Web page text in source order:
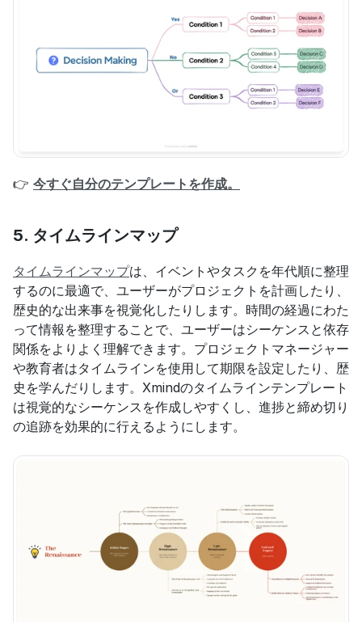
👉 今すぐ自分のテンプレートを作成。
5. タイムラインマップ
タイムラインマップは、イベントやタスクを年代順に整理
するのに最適で、ユーザーがプロジェクトを計画したり、
歴史的な出来事を視覚化したりします。時間の経過にわた
って情報を整理することで、ユーザーはシーケンスと依存
関係をよりよく理解できます。プロジェクトマネージャー
や教育者はタイムラインを使用して期限を設定したり、歴
史を学んだりします。Xmindのタイムラインテンプレート
は視覚的なシーケンスを作成しやすくし、進捗と締め切り
の追跡を効果的に行えるようにします。